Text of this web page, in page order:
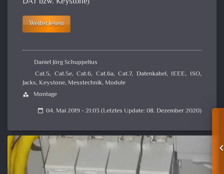
Weiterlesen
Daniel Jörg Schuppelius
Cat.5, Cat.5e,Cat.6, Cat.6a,Cat.7, Datenkabel, IEEE, ISO,
Jacks,Keystone, Messtechnik, Module
category Montage
calendar_today 04. Mai 2019 - 21:03 (Letztes Update: 08. Dezember 2020)